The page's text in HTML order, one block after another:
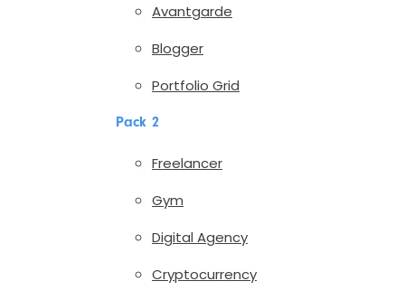
Avantgarde
Blogger
Portfolio Grid
Pack 2
Freelancer
Gym
Digital Agency
Cryptocurrency